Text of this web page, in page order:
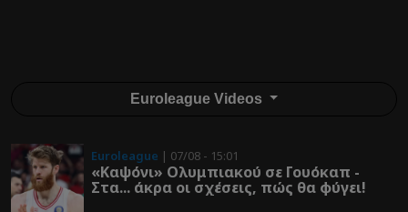
Euroleague Videos
Euroleague | 07/08 - 15:01
«Καψόνι» Ολυμπιακού σε Γουόκαπ -
Στα... άκρα οι σχέσεις, πώς θα φύγει!